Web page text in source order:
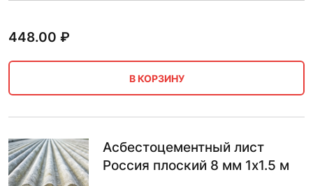
448.00 ₽
В КОРЗИНУ
Асбестоцементный лист
Россия плоский 8 мм 1х1.5 м